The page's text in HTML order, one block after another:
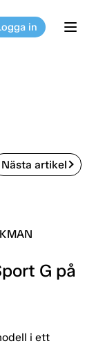
in
Nästa artikel
G på
i ett